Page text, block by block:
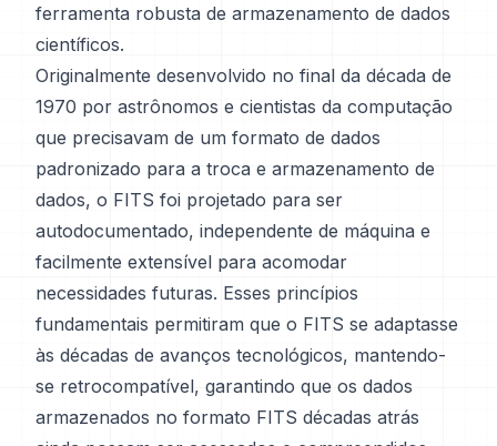
ferramenta robusta de armazenamento de dados
científicos.
Originalmente desenvolvido no final da década de
1970 por astrônomos e cientistas da computação
que precisavam de um formato de dados
padronizado para a troca e armazenamento de
dados, o FITS foi projetado para ser
autodocumentado, independente de máquina e
facilmente extensível para acomodar
necessidades futuras. Esses princípios
fundamentais permitiram que o FITS se adaptasse
às décadas de avanços tecnológicos, mantendo-
se retrocompatível, garantindo que os dados
armazenados no formato FITS décadas atrás